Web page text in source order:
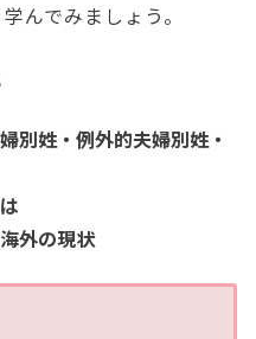
んでみましょう。
別姓・例外的夫婦別姓・
外の現状